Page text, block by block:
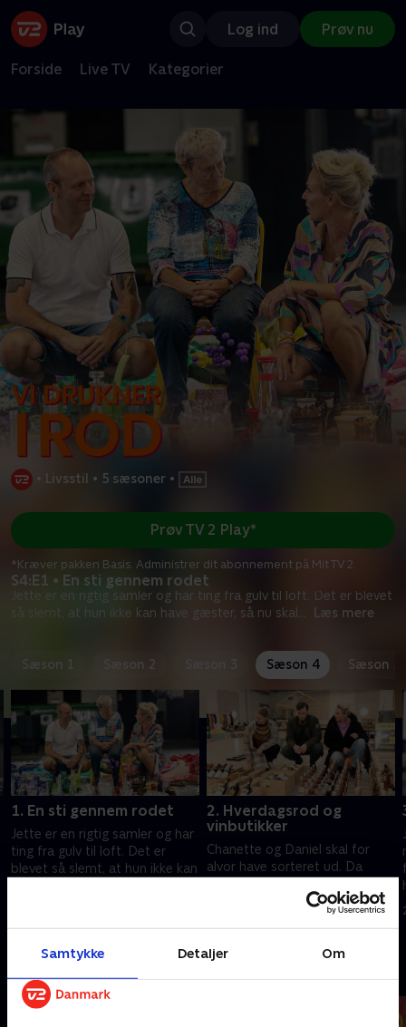
Samtykke Detaljer Om
Log ind Prøv nu
Forside Live TV Kategorier
• Livsstil • 5 sæsoner •
S4:E1 • En sti gennem rodet
Jette er en rigtig samler og har ting fra gulv til loft. Det er blevet
så slemt, at hun ikke kan have gæster, så nu skal
Læs mere
Prøv TV 2 Play*
*Kræver pakken Basis. Administrer dit abonnement på Mit TV 2.
Sæson 1 Sæson 2 Sæson 4 Sæson 5
1. En sti gennem rodet
Jette er en rigtig samler og har
ting fra gulv til loft. Det er
blevet så slemt, at hun ikke kan
2. Hverdagsrod og
vinbutikker
Chanette og Daniel skal for
alvor have sorteret ud. Da
butikker, endte al
butiksinventaret derhjemme og
26. maj 2025 • 40 min